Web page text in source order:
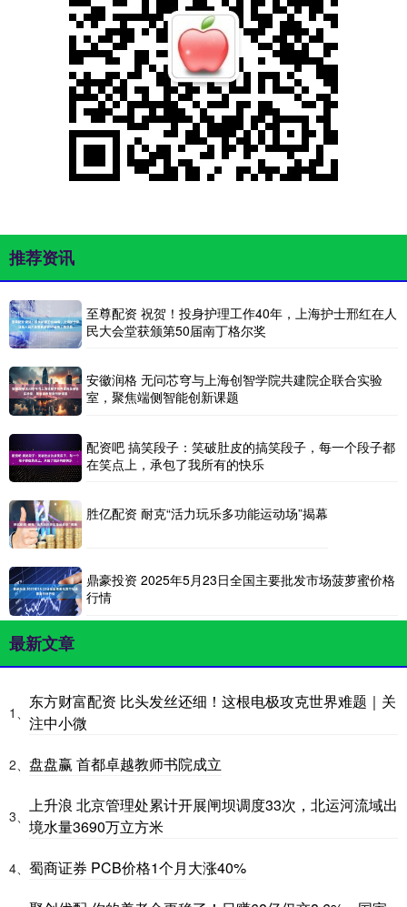
推荐资讯
至尊配资 祝贺！投身护理工作40年，上海护士邢红在人
民大会堂获颁第50届南丁格尔奖
安徽润格 无问芯穹与上海创智学院共建院企联合实验
室，聚焦端侧智能创新课题
配资吧 搞笑段子：笑破肚皮的搞笑段子，每一个段子都
在笑点上，承包了我所有的快乐
胜亿配资 耐克“活力玩乐多功能运动场”揭幕
鼎豪投资 2025年5月23日全国主要批发市场菠萝蜜价格
行情
最新文章
1、
东方财富配资 比头发丝还细！这根电极攻克世界难题｜关
注中小微
2、 盘盘赢 首都卓越教师书院成立
3、
上升浪 北京管理处累计开展闸坝调度33次，北运河流域出
境水量3690万立方米
4、 蜀商证券 PCB价格1个月大涨40%